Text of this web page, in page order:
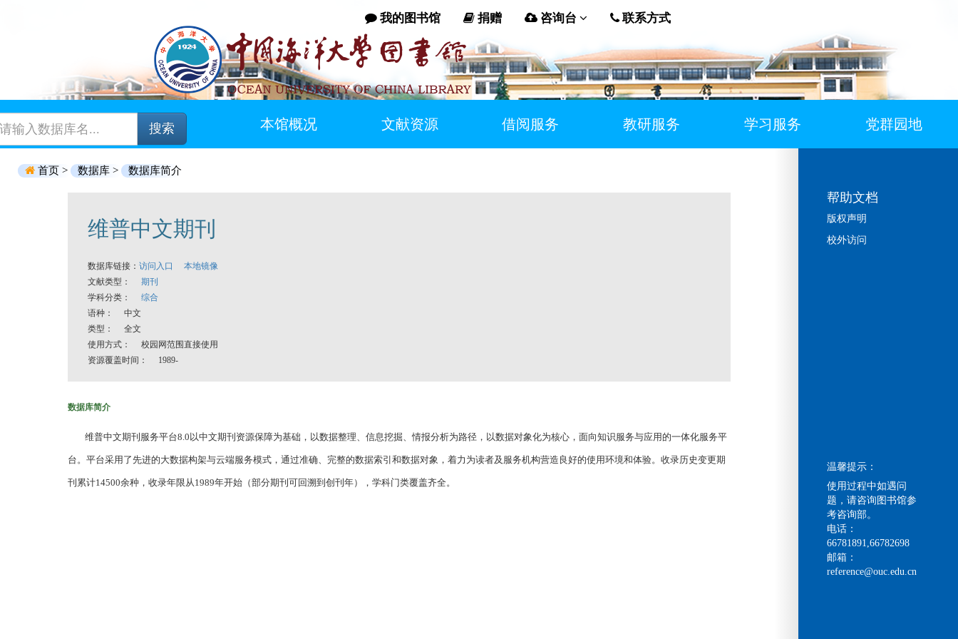
我的图书馆 捐赠 咨询台 联系方式
搜索 本馆概况 文献资源 借阅服务 教研服务 学习服务 党群园地
首页 > 数据库 > 数据库简介
维普中文期刊
数据库链接： 访问入口
本地镜像
文献类型： 期刊
学科分类： 综合
语种： 中文
类型： 全文
使用方式： 校园网范围直接使用
资源覆盖时间： 1989-
数据库简介
维普中文期刊服务平台8.0以中文期刊资源保障为基础，以数据整理、信息挖掘、情报分析为路径，以数据对象化为核心，面向知识服务与应用的一体化服务平
台。平台采用了先进的大数据构架与云端服务模式，通过准确、完整的数据索引和数据对象，着力为读者及服务机构营造良好的使用环境和体验。收录历史变更期
刊累计14500余种，收录年限从1989年开始（部分期刊可回溯到创刊年），学科门类覆盖齐全。
帮助文档
版权声明
校外访问
温馨提示：
使用过程中如遇问
题，请咨询图书馆参
考咨询部。
电话：
66781891,66782698
邮箱：
reference@ouc.edu.cn